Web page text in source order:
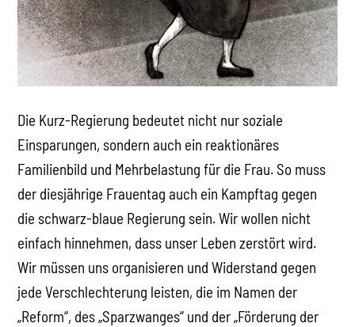
Die Kurz-Regierung bedeutet nicht nur soziale
Einsparungen, sondern auch ein reaktionäres
Familienbild und Mehrbelastung für die Frau. So muss
der diesjährige Frauentag auch ein Kampftag gegen
die schwarz-blaue Regierung sein. Wir wollen nicht
einfach hinnehmen, dass unser Leben zerstört wird.
Wir müssen uns organisieren und Widerstand gegen
jede Verschlechterung leisten, die im Namen der
„Reform“, des „Sparzwanges“ und der „Förderung der